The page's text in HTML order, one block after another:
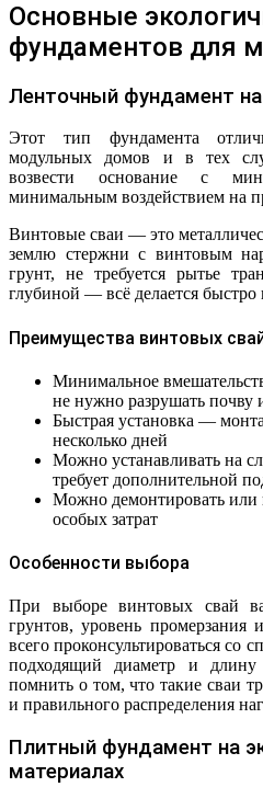
Основные
фундаментов для
Ленточный фундамент
Этот тип фундамента
модульных домов и в тех
возвести основание с
минимальным воздействием на
Винтовые сваи — это
землю стержни с винтовым
грунт, не требуется рытье
глубиной — всё делается быстро
Преимущества винтовых
Минимальное
не нужно разрушать почву
Быстрая установка —
несколько дней
Можно устанавливать на
требует дополнительной
Можно демонтировать или
особых затрат
Особенности выбора
При выборе винтовых свай
грунтов, уровень
всего проконсультироваться со
подходящий диаметр и длину
помнить о том, что такие сваи
и правильного распределения
Плитный фундамент на
материалах